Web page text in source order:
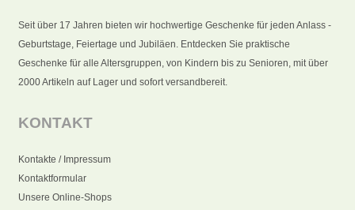
Seit über 17 Jahren bieten wir hochwertige Geschenke für jeden Anlass -
Geburtstage, Feiertage und Jubiläen. Entdecken Sie praktische
Geschenke für alle Altersgruppen, von Kindern bis zu Senioren, mit über
2000 Artikeln auf Lager und sofort versandbereit.
KONTAKT
Kontakte / Impressum
Kontaktformular
Unsere Online-Shops